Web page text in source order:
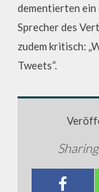
dementierten ein
Sprecher des
zudem kritisch:
Tweets“.